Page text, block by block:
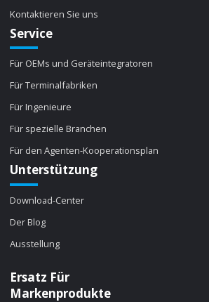
Kontaktieren Sie uns
Service
Für OEMs und Geräteintegratoren
Für Terminalfabriken
Für Ingenieure
Für spezielle Branchen
Für den Agenten-Kooperationsplan
Unterstützung
Download-Center
Der Blog
Ausstellung
Ersatz Für
Markenprodukte